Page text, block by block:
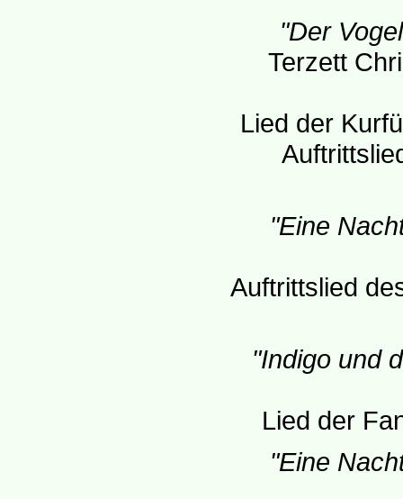
"Der
Terzett
Lied der
"Eine
Auftrittslied
"Indigo und
Lied der
"Eine